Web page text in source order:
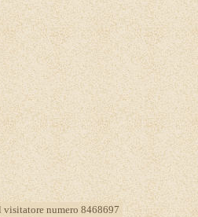
numero 8468697